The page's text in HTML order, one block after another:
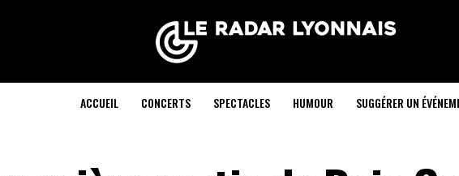
ACCUEIL CONCERTS SPECTACLES HUMOUR SUGGÉRER UN